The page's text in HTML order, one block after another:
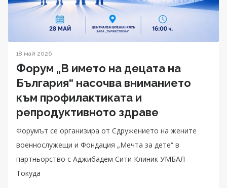
18 май 2026
Форум „В името на децата на
България“ насочва вниманието
към профилактиката и
репродуктивното здраве
Форумът се организира от Сдружението на жените
военнослужещи и Фондация „Мечта за дете“ в
партньорство с Аджибадем Сити Клиник УМБАЛ
Токуда